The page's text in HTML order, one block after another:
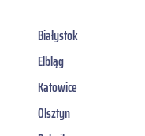
Białystok
Elbląg
Katowice
Olsztyn